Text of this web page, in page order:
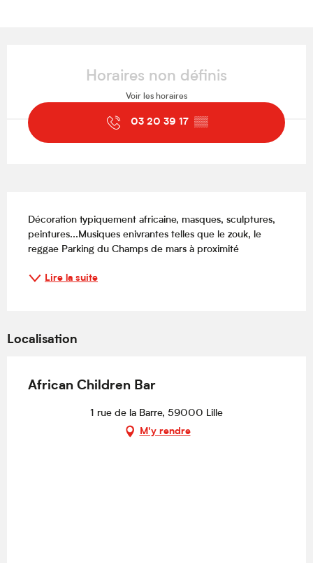
Horaires non définis
Voir les horaires
03 20 39 17 ▒▒
Décoration typiquement africaine, masques, sculptures,
peintures...Musiques enivrantes telles que le zouk, le
reggae Parking du Champs de mars à proximité
Lire la suite
Localisation
African Children Bar
1 rue de la Barre, 59000 Lille
M'y rendre